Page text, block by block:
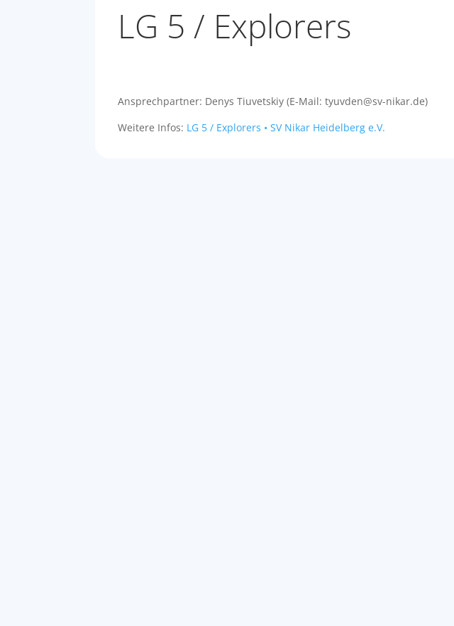
LG 5 / Explorers
Ansprechpartner: Denys Tiuvetskiy (E-Mail: tyuvden@sv-nikar.de)
Weitere Infos: LG 5 / Explorers • SV Nikar Heidelberg e.V.